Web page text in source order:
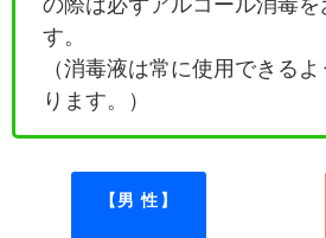
の際は必ずアルコール消毒を
す。
（消毒液は常に使用できる
ります。）
【男 性】